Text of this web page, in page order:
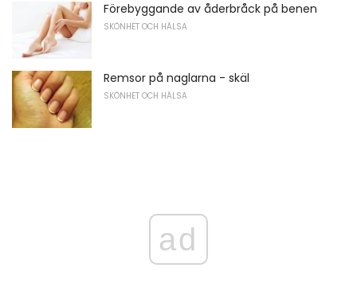
Förebyggande av åderbråck på benen
SKÖNHET OCH HÄLSA
Remsor på naglarna - skäl
SKÖNHET OCH HÄLSA
ad